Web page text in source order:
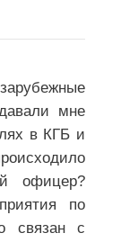
мне
в КГБ и
офицер?
по
связан с